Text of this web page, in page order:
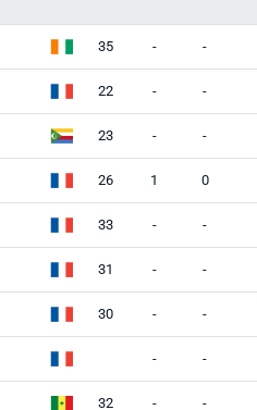
35 - -
22 - -
23 - -
26 1 0
33 - -
31 - -
30 - -
- -
32 - -